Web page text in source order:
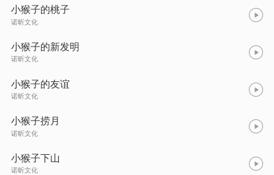
获快乐、启迪心智，潜移默化中养成良好习惯、搭建初步认知框
架，为童年启蒙打下坚实、温暖的基础，陪伴孩子在趣味中慢慢
成长
小猴子的桃子
诺昕文化
小猴子的新发明
诺昕文化
小猴子的友谊
诺昕文化
小猴子捞月
诺昕文化
小猴子下山
诺昕文化